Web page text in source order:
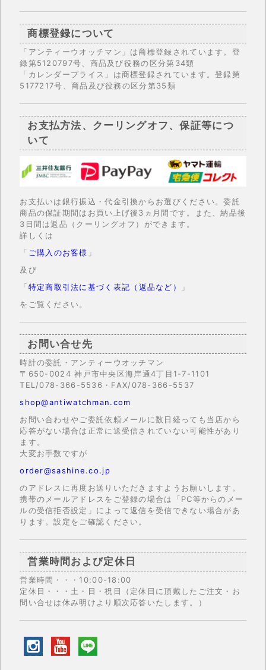
商標登録について
「アンティーウオッチマン」は商標登録されています。登
録第5120797号、商品及び役務の区分第34類
「カレンダープライス」は商標登録されています。登録第
5177217号、商品及び役務の区分第35類
お支払方法、クーリングオフ、保証等につ
いて
お支払いは銀行振込・代金引換からお選びください。委託
商品の保証期間はお買い上げ後3ヵ月間です。また、納品後
3日間は返品（クーリングオフ）ができます。
詳しくは
「 ご購入のお客様 」
及び
「特定商取引法に基づく表記（返品など）
」
をご覧ください。
お問い合せ先
時計の委託・アンティーウオッチマン
〒650-0024 神戸市中央区海岸通4丁目1-7-1101
TEL/078-366-5536・FAX/078-366-5537
shop@antiwatchman.com
お問い合わせやご委託依頼メールに数日経っても当店から
応答がない場合は正常に送受信されていない可能性があり
ます。
大変お手数ですが
order@sashine.co.jp
のアドレスに再度お送りいただきますようお願いします。
携帯のメールアドレスをご登録の場合は「PC等からのメー
ルの受信拒否設定」によって返信を受信できない場合があ
ります。設定をご確認ください。
営業時間および定休日
営業時間・・・10:00-18:00
定休日・・・土・日・祝日（定休日に頂戴したご注文・お
問い合せは休み明けより順次応答いたします。）